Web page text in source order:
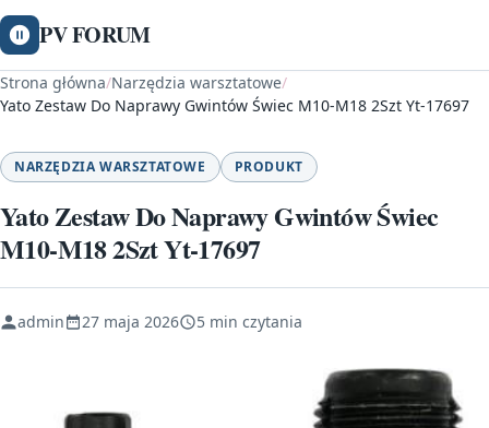
PV FORUM
Strona główna/Narzędzia warsztatowe/
Yato Zestaw Do Naprawy Gwintów Świec M10-M18 2Szt Yt-17697
NARZĘDZIA WARSZTATOWE PRODUKT
Yato Zestaw Do Naprawy Gwintów Świec
M10-M18 2Szt Yt-17697
admin 27 maja 2026 5 min czytania